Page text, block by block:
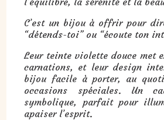
C’est un bijou à offrir pour
“détends-toi” ou “écoute ton
Leur teinte violette douce met
carnations, et leur design
bijou facile à porter, au
occasions spéciales. Un
symbolique, parfait pour
apaiser l’esprit.